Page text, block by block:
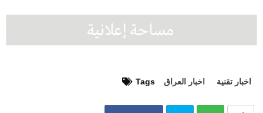
Tags اخبار العراق اخبار تقنية